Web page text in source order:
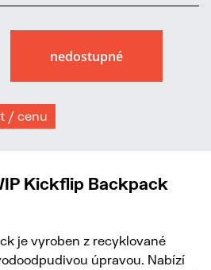
/ cenu
Kickflip Backpack
je vyroben z recyklované
úpravou. Nabízí